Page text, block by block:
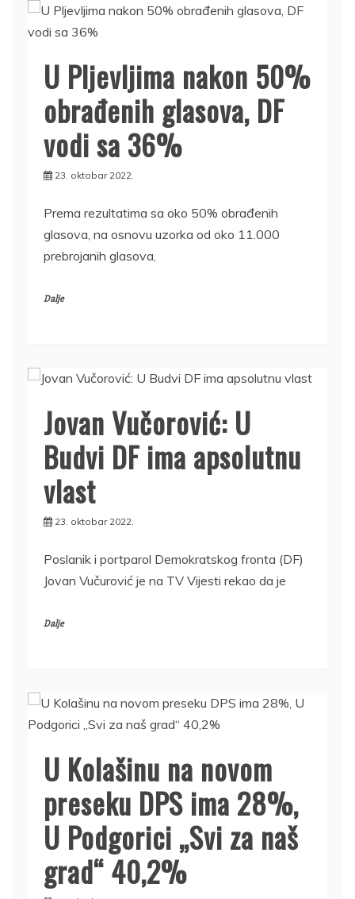
U Pljevljima nakon 50%
obrađenih glasova, DF
vodi sa 36%
23. oktobar 2022.
Prema rezultatima sa oko 50% obrađenih
glasova, na osnovu uzorka od oko 11.000
prebrojanih glasova,
Dalje
Jovan Vučorović: U
Budvi DF ima apsolutnu
vlast
23. oktobar 2022.
Poslanik i portparol Demokratskog fronta (DF)
Jovan Vučurović je na TV Vijesti rekao da je
Dalje
U Kolašinu na novom
preseku DPS ima 28%,
U Podgorici „Svi za naš
grad“ 40,2%